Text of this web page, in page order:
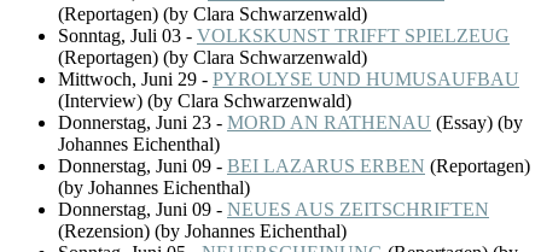
(Reportagen) (by Clara Schwarzenwald)
Sonntag, Juli 03 - VOLKSKUNST TRIFFT SPIELZEUG
(Reportagen) (by Clara Schwarzenwald)
Mittwoch, Juni 29 - PYROLYSE UND HUMUSAUFBAU
(Interview) (by Clara Schwarzenwald)
Donnerstag, Juni 23 - MORD AN RATHENAU (Essay) (by
Johannes Eichenthal)
Donnerstag, Juni 09 - BEI LAZARUS ERBEN (Reportagen)
(by Johannes Eichenthal)
Donnerstag, Juni 09 - NEUES AUS ZEITSCHRIFTEN
(Rezension) (by Johannes Eichenthal)